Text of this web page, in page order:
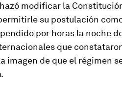
modificar la
su postulación
por horas la noche
que
imagen de que el régimen